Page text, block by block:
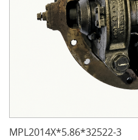
MPL2014X*5.86*32522-3